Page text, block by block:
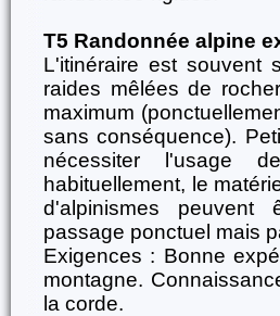
T5 Randonnée alpine
L'itinéraire est souvent
raides mêlées de
maximum
sans conséquence).
nécessiter l'usage
habituellement, le
d'alpinismes peuvent
passage ponctuel mais
Exigences : Bonne
montagne.
la corde.